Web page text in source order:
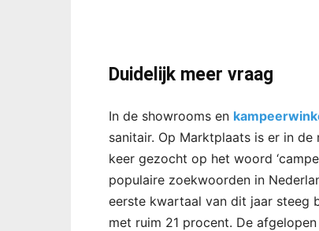
Duidelijk meer vraag
In de showrooms en
sanitair. Op Marktplaats is er in
keer gezocht op het woord
populaire zoekwoorden in
eerste kwartaal van dit jaar steeg
met ruim 21 procent. De